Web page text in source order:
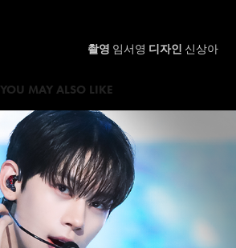
촬영 임서영 디자인 신상아
YOU MAY ALSO LIKE